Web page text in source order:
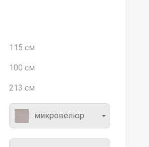
115 см
100 см
213 см
микровелюр бежевый